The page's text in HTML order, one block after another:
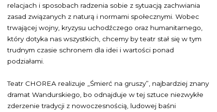
relacjach i sposobach radzenia sobie z sytuacją zachwiania
zasad związanych z naturą i normami społecznymi. Wobec
trwającej wojny, kryzysu uchodźczego oraz humanitarnego,
który dotyka nas wszystkich, chcemy by teatr stał się w tym
trudnym czasie schronem dla idei i wartości ponad
podziałami.
Teatr CHOREA realizuje „Śmierć na gruszy”, najbardziej znany
dramat Wandurskiego, bo odnajduje w tej sztuce niezwykłe
zderzenie tradycji z nowoczesnością, ludowej baśni